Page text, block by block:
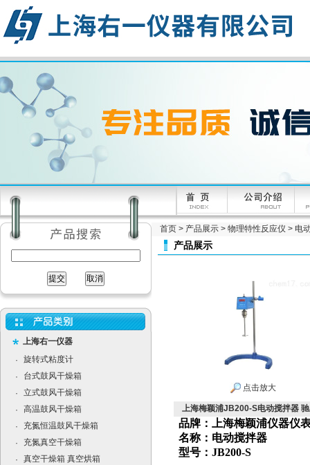
上海右一仪器
·
旋转式粘度计
·
台式鼓风干燥箱
·
立式鼓风干燥箱
·
高温鼓风干燥箱
·
充氮恒温鼓风干燥箱
·
充氮真空干燥箱
·
真空干燥箱 真空烘箱
首页 > 产品展示 > 物理特性反应仪 > 电
产品展示
点击放大
上海梅颖浦JB200-S电动搅拌器
品牌：上海梅颖浦仪器仪
名称：电动搅拌器
型号：JB200-S